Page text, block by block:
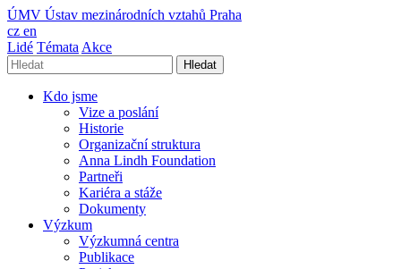
ÚMV Ústav mezinárodních vztahů Praha
cz en
Lidé Témata Akce
Hledat
Kdo jsme
Vize a poslání
Historie
Organizační struktura
Anna Lindh Foundation
Partneři
Kariéra a stáže
Dokumenty
Výzkum
Výzkumná centra
Publikace